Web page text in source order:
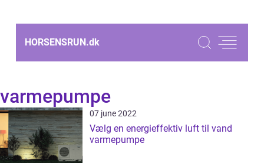
HORSENSRUN.dk
varmepumpe
07 june 2022
Vælg en energieffektiv luft til vand
varmepumpe